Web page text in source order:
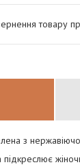
товару
з